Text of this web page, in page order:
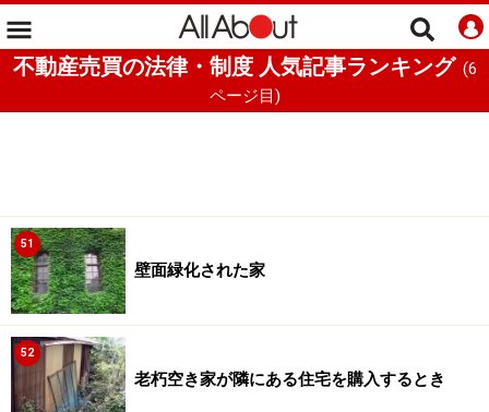
不動産売買の法律・制度 人気記事ランキング (6
ページ目)
51
壁面緑化された家
52
老朽空き家が隣にある住宅を購入するとき